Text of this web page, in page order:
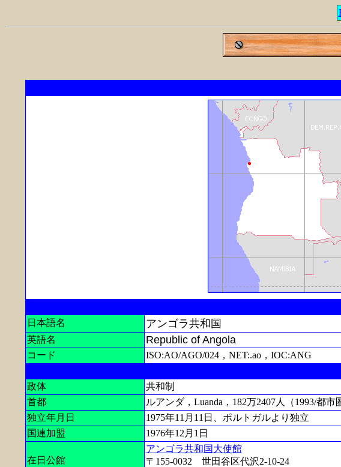
日本語名
アンゴラ共和国
英語名 Republic of Angola
コード
ISO:AO/AGO/024，NET:.ao，IOC:ANG
政体
共和制
首都
ルアンダ，Luanda，182万2407人（1993/都市
独立年月日
1975年11月11日、ポルトガルより独立
国連加盟
1976年12月1日
在日公館
アンゴラ共和国大使館
〒155-0032 世田谷区代沢2-10-24